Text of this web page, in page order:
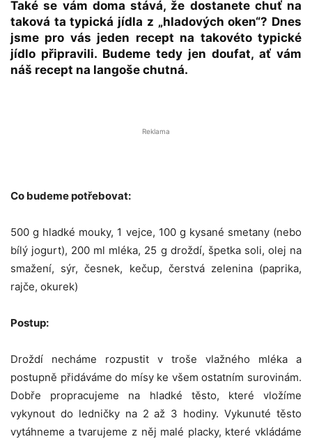
Také se vám doma stává, že dostanete chuť na
taková ta typická jídla z „hladových oken“? Dnes
jsme pro vás jeden recept na takovéto typické
jídlo připravili. Budeme tedy jen doufat, ať vám
náš recept na langoše chutná.
Reklama
Co budeme potřebovat:
500 g hladké mouky, 1 vejce, 100 g kysané smetany (nebo
bílý jogurt), 200 ml mléka, 25 g droždí, špetka soli, olej na
smažení, sýr, česnek, kečup, čerstvá zelenina (paprika,
rajče, okurek)
Postup:
Droždí necháme rozpustit v troše vlažného mléka a
postupně přidáváme do mísy ke všem ostatním surovinám.
Dobře propracujeme na hladké těsto, které vložíme
vykynout do ledničky na 2 až 3 hodiny. Vykunuté těsto
vytáhneme a tvarujeme z něj malé placky, které vkládáme